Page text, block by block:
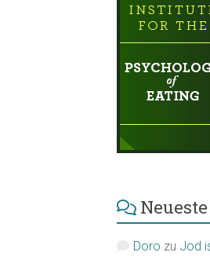
Doro zu Jod